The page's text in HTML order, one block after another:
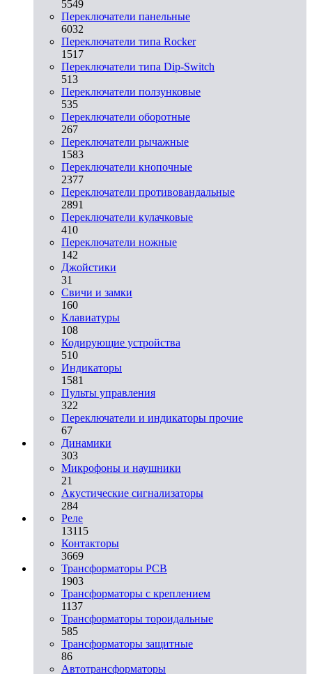
5549
Переключатели панельные
6032
Переключатели типа Rocker
1517
Переключатели типа Dip-Switch
513
Переключатели ползунковые
535
Переключатели оборотные
267
Переключатели рычажные
1583
Переключатели кнопочные
2377
Переключатели противовандальные
2891
Переключатели кулачковые
410
Переключатели ножные
142
Джойстики
31
Свичи и замки
160
Клавиатуры
108
Кодирующие устройства
510
Индикаторы
1581
Пульты управления
322
Переключатели и индикаторы прочие
67
Динамики
303
Микрофоны и наушники
21
Акустические сигнализаторы
284
Реле
13115
Контакторы
3669
Трансформаторы PCB
1903
Трансформаторы с креплением
1137
Трансформаторы тороидальные
585
Трансформаторы защитные
86
Автотрансформаторы